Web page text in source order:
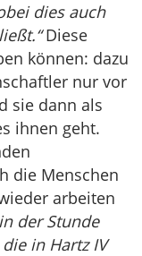
dies auch
Diese
können: dazu
nur vor
sie dann als
ihnen geht.
die Menschen
arbeiten
der Stunde
in Hartz IV